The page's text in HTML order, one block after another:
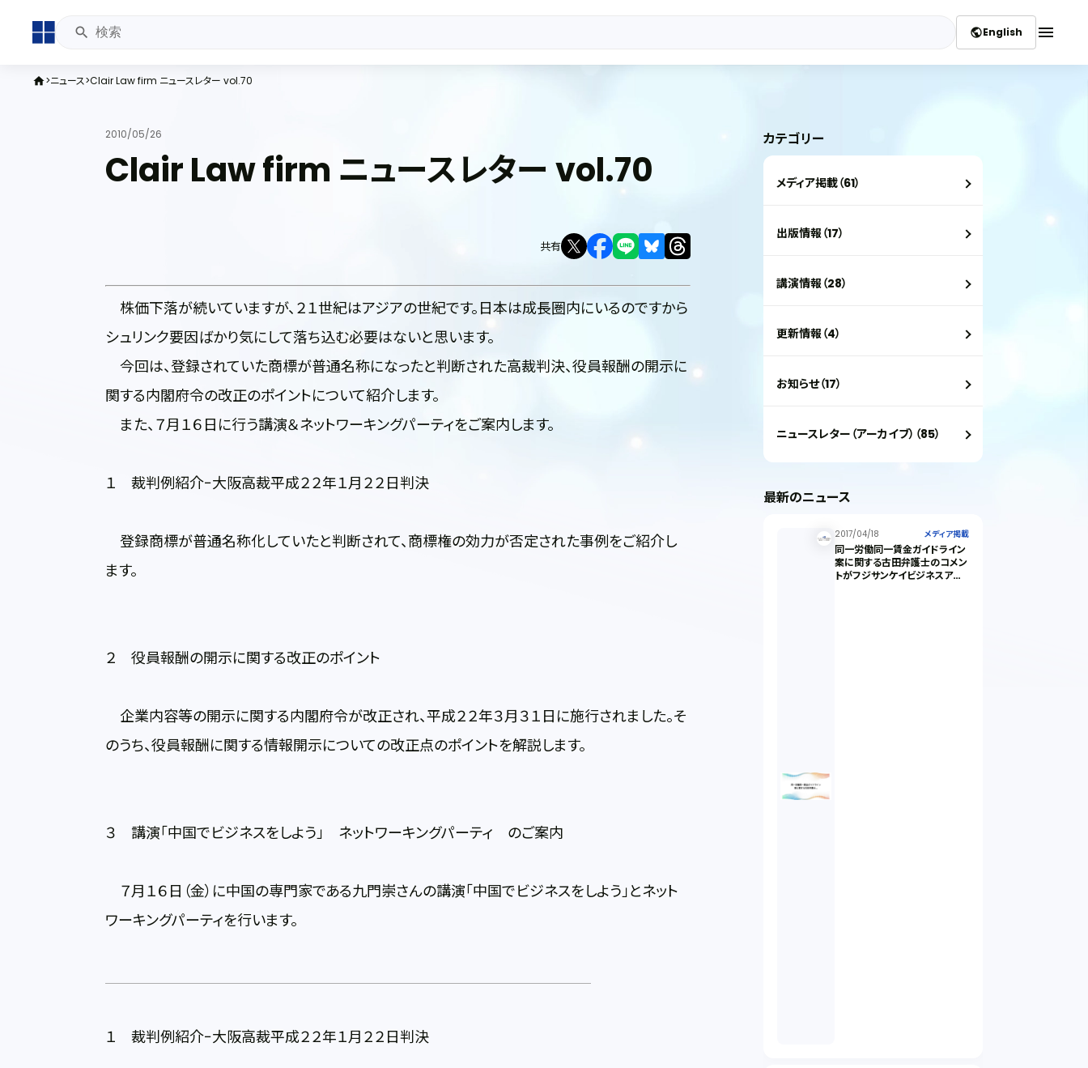
publicEnglish menu
home ニュース Clair Law firm ニュースレター vol.70
2010/05/26
Clair Law firm ニュースレター vol.70
共有
株価下落が続いていますが、２１世紀はアジアの世紀です。日本は成長圏内にいるのですから
シュリンク要因ばかり気にして落ち込む必要はないと思います。
今回は、登録されていた商標が普通名称になったと判断された高裁判決、役員報酬の開示に
関する内閣府令の改正のポイントについて紹介します。
また、７月１６日に行う講演＆ネットワーキングパーティをご案内します。
１ 裁判例紹介−大阪高裁平成２２年１月２２日判決
登録商標が普通名称化していたと判断されて、商標権の効力が否定された事例をご紹介し
ます。
２ 役員報酬の開示に関する改正のポイント
企業内容等の開示に関する内閣府令が改正され、平成２２年３月３１日に施行されました。そ
のうち、役員報酬に関する情報開示についての改正点のポイントを解説します。
３ 講演「中国でビジネスをしよう」 ネットワーキングパーティ のご案内
７月１６日（金）に中国の専門家である九門崇さんの講演「中国でビジネスをしよう」とネット
ワーキングパーティを行います。
１ 裁判例紹介−大阪高裁平成２２年１月２２日判決
カテゴリー
メディア掲載（61）
出版情報（17）
講演情報（28）
更新情報（4）
お知らせ（17）
ニュースレター（アーカイブ）（85）
最新のニュース
2017/04/18 メディア掲載
同一労働同一賃金ガイドライン
案に関する古田弁護士のコメン
トがフジサンケイビジネスアイ